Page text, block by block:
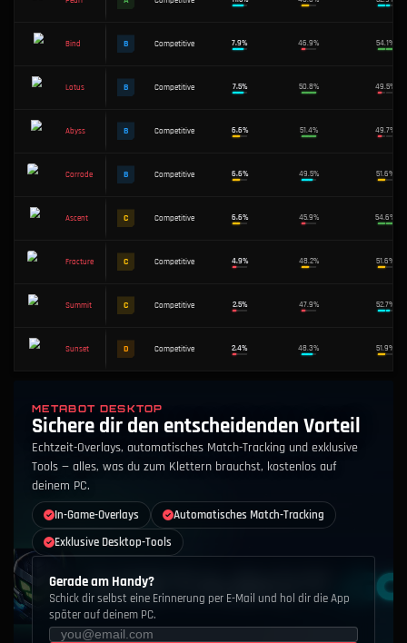
MODUS SPIELRATE
Haven
Split S Competitive 14.1
Breeze A
Pearl A Competitive 11.5%
METABOT DESKTOP
Sichere dir den entscheidenden Vorteil
Echtzeit-Overlays, automatisches Match-Tracking und exklusive
Tools — alles, was du zum Klettern brauchst, kostenlos auf
deinem PC.
In-Game-Overlays
Automatisches Match-Tracking
Exklusive Desktop-Tools
Gerade am Handy?
Schick dir selbst eine Erinnerung per E-Mail und hol dir die App
später auf deinem PC.